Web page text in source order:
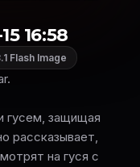
16:58
Flash Image
гусем, защищая
рассказывает,
на гуся с